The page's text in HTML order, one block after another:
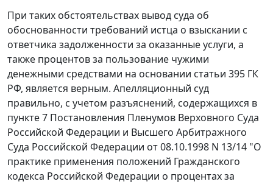
При таких обстоятельствах вывод суда об
обоснованности требований истца о взыскании с
ответчика задолженности за оказанные услуги, а
также процентов за пользование чужими
денежными средствами на основании статьи 395 ГК
РФ, является верным. Апелляционный суд
правильно, с учетом разъяснений, содержащихся в
пункте 7 Постановления Пленумов Верховного Суда
Российской Федерации и Высшего Арбитражного
Суда Российской Федерации от 08.10.1998 N 13/14 "О
практике применения положений Гражданского
кодекса Российской Федерации о процентах за